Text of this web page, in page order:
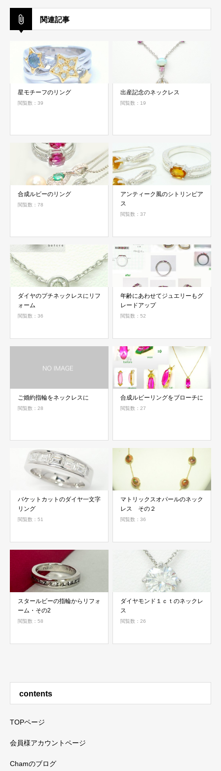
関連記事
星モチーフのリング
閲覧数：39
出産記念のネックレス
閲覧数：19
合成ルビーのリング
閲覧数：78
アンティーク風のシトリンピア
ス
閲覧数：37
ダイヤのプチネックレスにリフ
ォーム
閲覧数：36
年齢にあわせてジュエリーもグ
レードアップ
閲覧数：52
ご婚約指輪をネックレスに
閲覧数：28
合成ルビーリングをブローチに
閲覧数：27
バケットカットのダイヤ一文字
リング
閲覧数：51
マトリックスオパールのネック
レス その２
閲覧数：36
スタールビーの指輪からリフォ
ーム・その2
閲覧数：58
ダイヤモンド１ｃｔのネックレ
ス
閲覧数：26
contents
TOPページ
会員様アカウントページ
Chamのブログ